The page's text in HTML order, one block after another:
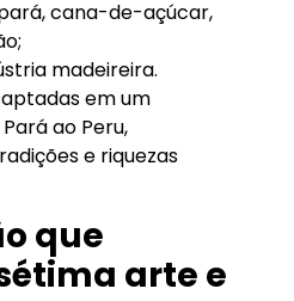
cana-de-açúcar,
madeireira.
em um
ao Peru,
e riquezas
que
arte e